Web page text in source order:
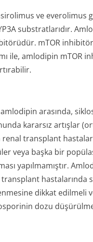
ve everolimus
substratlarıdır.
mTOR
ile, amlodipin mTOR
arasında,
kararsız artışlar
renal transplant
veya başka bir
yapılmamıştır.
hastalarında
dikkat edilmeli
dozu